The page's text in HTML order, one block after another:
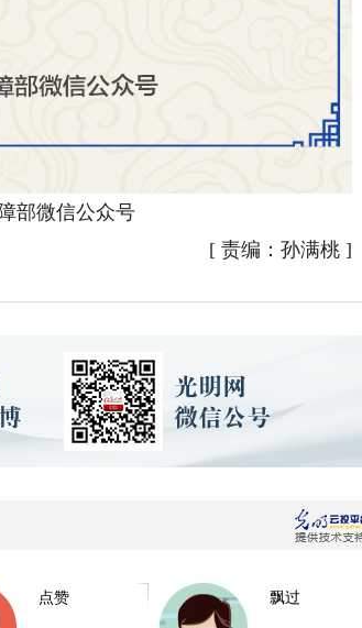
部微信公众号
[ 责编：孙满桃 ]
点赞 飘过